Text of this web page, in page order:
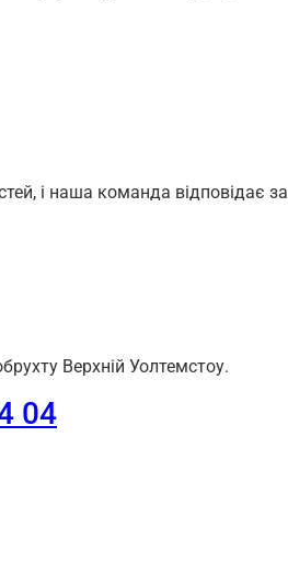
і наша команда відповідає за
Верхній Уолтемстоу.
04